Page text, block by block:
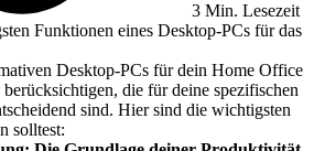
3 Min. Lesezeit
Funktionen eines Desktop-PCs für das
Desktop-PCs für dein Home Office
die für deine spezifischen
sind. Hier sind die wichtigsten
solltest: